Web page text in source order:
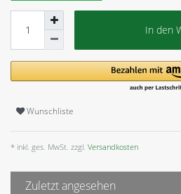
In den
Wunschliste
* inkl. ges. MwSt. zzgl. Versandkosten
Zuletzt angesehen